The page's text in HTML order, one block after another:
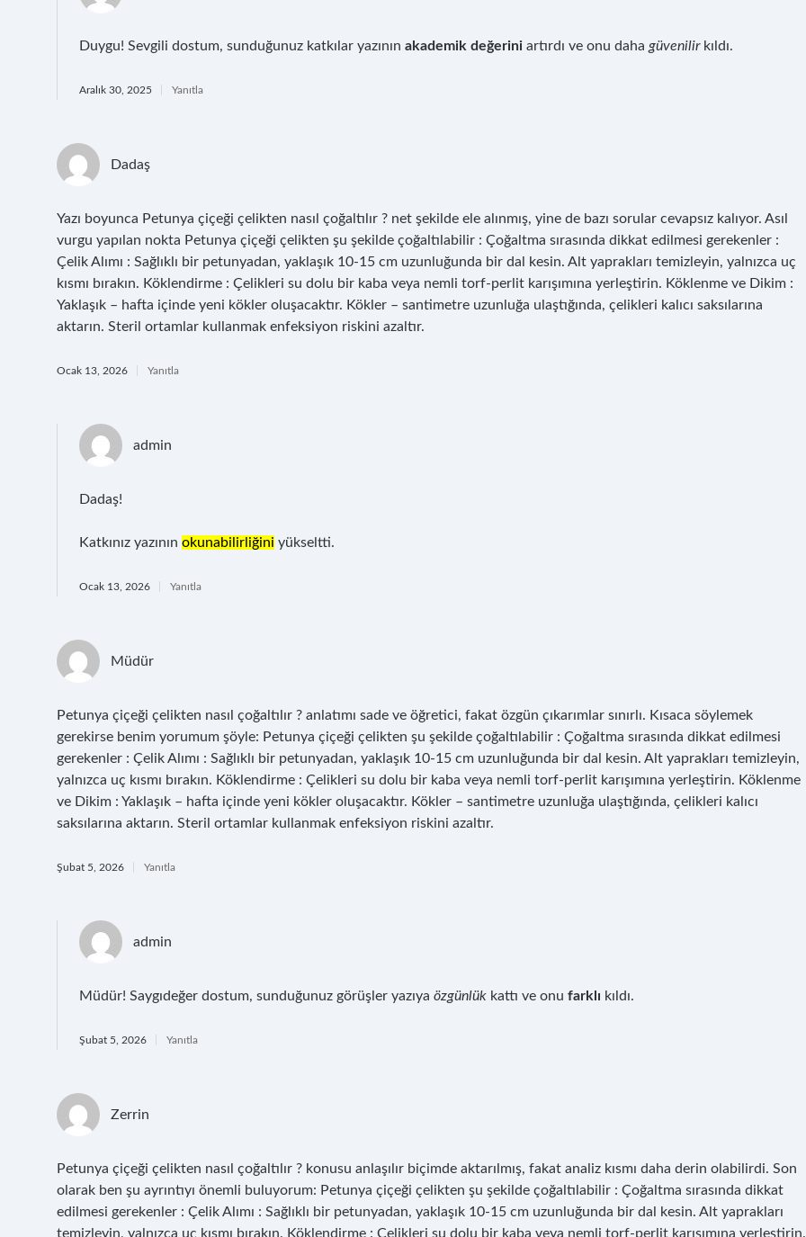
Duygu! Sevgili dostum, sunduğunuz katkılar yazının akademik değerini artırdı ve onu daha güvenilirkıldı.
Aralık 30, 2025 Yanıtla
Dadaş
Yazı boyunca Petunya çiçeği çelikten nasıl çoğaltılır ? net şekilde ele alınmış, yine de bazı sorular cevapsız kalıyor. Asıl
vurgu yapılan nokta Petunya çiçeği çelikten şu şekilde çoğaltılabilir : Çoğaltma sırasında dikkat edilmesi gerekenler :
Çelik Alımı : Sağlıklı bir petunyadan, yaklaşık 10-15 cm uzunluğunda bir dal kesin. Alt yaprakları temizleyin, yalnızca uç
kısmı bırakın. Köklendirme : Çelikleri su dolu bir kaba veya nemli torf-perlit karışımına yerleştirin. Köklenme ve Dikim :
Yaklaşık – hafta içinde yeni kökler oluşacaktır. Kökler – santimetre uzunluğa ulaştığında, çelikleri kalıcı saksılarına
aktarın. Steril ortamlar kullanmak enfeksiyon riskini azaltır.
Ocak 13, 2026 Yanıtla
admin
Dadaş!
Katkınız yazının okunabilirliğini yükseltti.
Ocak 13, 2026 Yanıtla
Müdür
Petunya çiçeği çelikten nasıl çoğaltılır ? anlatımı sade ve öğretici, fakat özgün çıkarımlar sınırlı. Kısaca söylemek
gerekirse benim yorumum şöyle: Petunya çiçeği çelikten şu şekilde çoğaltılabilir : Çoğaltma sırasında dikkat edilmesi
gerekenler : Çelik Alımı : Sağlıklı bir petunyadan, yaklaşık 10-15 cm uzunluğunda bir dal kesin. Alt yaprakları temizleyin,
yalnızca uç kısmı bırakın. Köklendirme : Çelikleri su dolu bir kaba veya nemli torf-perlit karışımına yerleştirin. Köklenme
ve Dikim : Yaklaşık – hafta içinde yeni kökler oluşacaktır. Kökler – santimetre uzunluğa ulaştığında, çelikleri kalıcı
saksılarına aktarın. Steril ortamlar kullanmak enfeksiyon riskini azaltır.
Şubat 5, 2026 Yanıtla
admin
Müdür! Saygıdeğer dostum, sunduğunuz görüşler yazıya özgünlük kattı ve onu farklı kıldı.
Şubat 5, 2026 Yanıtla
Zerrin
Petunya çiçeği çelikten nasıl çoğaltılır ? konusu anlaşılır biçimde aktarılmış, fakat analiz kısmı daha derin olabilirdi. Son
olarak ben şu ayrıntıyı önemli buluyorum: Petunya çiçeği çelikten şu şekilde çoğaltılabilir : Çoğaltma sırasında dikkat
edilmesi gerekenler : Çelik Alımı : Sağlıklı bir petunyadan, yaklaşık 10-15 cm uzunluğunda bir dal kesin. Alt yaprakları
temizleyin, yalnızca uç kısmı bırakın. Köklendirme : Çelikleri su dolu bir kaba veya nemli torf-perlit karışımına yerleştirin.